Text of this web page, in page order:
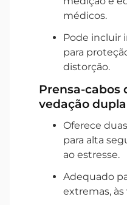
médicos.
Pode incluir
para
distorção.
Prensa-cabos
vedação dupla
Oferece
para alta
ao estresse.
Adequado
extremas, às